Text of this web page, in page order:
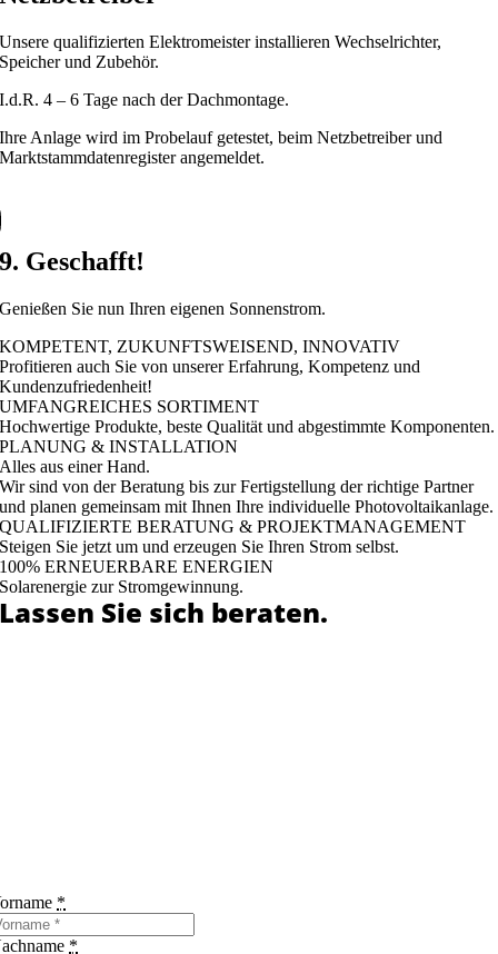
Unsere qualifizierten Elektromeister installieren Wechselrichter,
Speicher und Zubehör.
I.d.R. 4 – 6 Tage nach der Dachmontage.
Ihre Anlage wird im Probelauf getestet, beim Netzbetreiber und
Marktstammdatenregister angemeldet.
9. Geschafft!
Genießen Sie nun Ihren eigenen Sonnenstrom.
KOMPETENT, ZUKUNFTSWEISEND, INNOVATIV
Profitieren auch Sie von unserer Erfahrung, Kompetenz und
Kundenzufriedenheit!
UMFANGREICHES SORTIMENT
Hochwertige Produkte, beste Qualität und abgestimmte Komponenten.
PLANUNG & INSTALLATION
Alles aus einer Hand.
Wir sind von der Beratung bis zur Fertigstellung der richtige Partner
und planen gemeinsam mit Ihnen Ihre individuelle Photovoltaikanlage.
QUALIFIZIERTE BERATUNG & PROJEKTMANAGEMENT
Steigen Sie jetzt um und erzeugen Sie Ihren Strom selbst.
100% ERNEUERBARE ENERGIEN
Solarenergie zur Stromgewinnung.
Lassen Sie sich beraten.
*
*